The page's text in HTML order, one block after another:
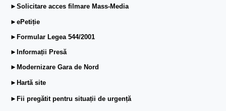
►Solicitare acces filmare Mass-Media
►ePetiție
►Formular Legea 544/2001
►Informații Presă
►Modernizare Gara de Nord
►Hartă site
►Fii pregătit pentru situații de urgență